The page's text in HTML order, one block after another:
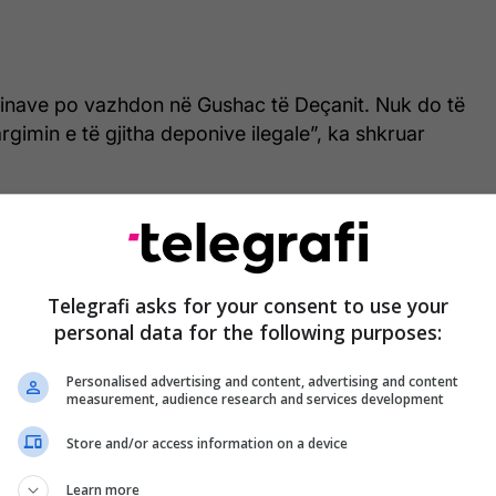
po vazhdon në Gushac të Deçanit. Nuk do të
e të gjitha deponive ilegale”, ka shkruar
nga kjo zonë janë larguar rreth 1,500 ton
rreth 1500 ton mbeturina”, ka bërë të ditur
shtesë lidhur me afatet e përfundimit të
e përgjithshme të mbeturinave që mbeten për t’u
Telegrafi/
Telegrafi asks for your consent to use your
personal data for the following purposes:
Personalised advertising and content, advertising and content
measurement, audience research and services development
Store and/or access information on a device
Learn more